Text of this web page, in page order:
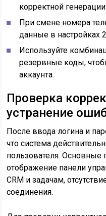
корректной
При смене номера
данные в настройках
Используйте
резервные коды,
аккаунта.
Проверка
устранение
После ввода логина и
что система
пользователя. Основные
отображение панели
CRM и задачам,
соединения.